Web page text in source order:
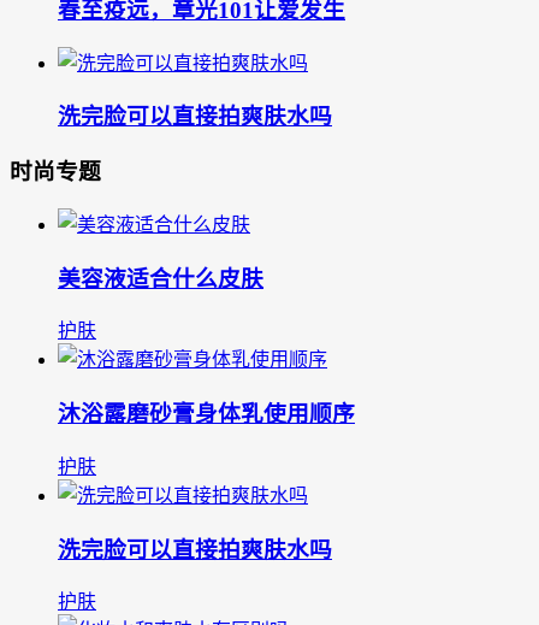
春至疫远，章光101让爱发生
洗完脸可以直接拍爽肤水吗
时尚专题
美容液适合什么皮肤
护肤
沐浴露磨砂膏身体乳使用顺序
护肤
洗完脸可以直接拍爽肤水吗
护肤